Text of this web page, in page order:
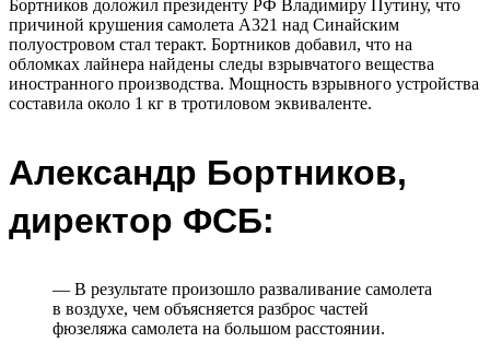
Бортников доложил президенту РФ Владимиру Путину, что
причиной крушения самолета A321 над Синайским
полуостровом стал теракт. Бортников добавил, что на
обломках лайнера найдены следы взрывчатого вещества
иностранного производства. Мощность взрывного устройства
составила около 1 кг в тротиловом эквиваленте.
Александр Бортников,
директор ФСБ:
— В результате произошло разваливание самолета
в воздухе, чем объясняется разброс частей
фюзеляжа самолета на большом расстоянии.